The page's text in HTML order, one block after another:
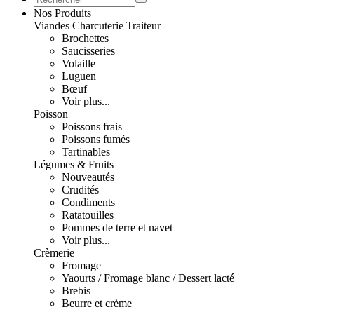
Nos Produits
Viandes Charcuterie Traiteur
Brochettes
Saucisseries
Volaille
Luguen
Bœuf
Voir plus...
Poisson
Poissons frais
Poissons fumés
Tartinables
Légumes & Fruits
Nouveautés
Crudités
Condiments
Ratatouilles
Pommes de terre et navet
Voir plus...
Crèmerie
Fromage
Yaourts / Fromage blanc / Dessert lacté
Brebis
Beurre et crème